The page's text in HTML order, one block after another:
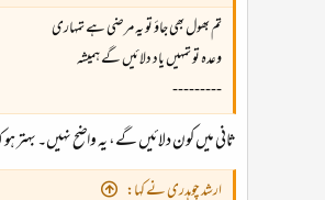
تم بھول بھی جاؤ تو یہ مرضی ہے تمہاری
وعدہ تو تمہیں یاد دلائیں گے ہمیشہ
---------
ثانی میں کون دلائیں گے، یہ واضح نہیں۔
ارشد چوہدری نے کہا: